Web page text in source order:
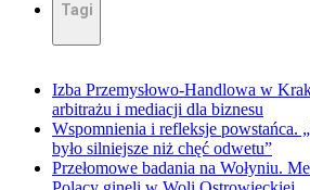
Tagi
Izba Przemysłowo-Handlowa w
arbitrażu i mediacji dla biznesu
Wspomnienia i refleksje powstańca.
było silniejsze niż chęć odwetu”
Przełomowe badania na Wołyniu.